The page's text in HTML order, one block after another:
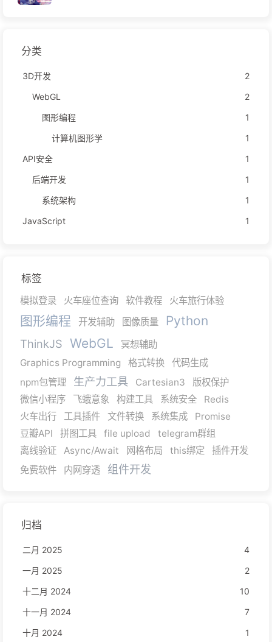
分类
3D开发
2
WebGL
2
图形编程
1
计算机图形学
1
API安全
1
后端开发
1
系统架构
1
JavaScript
1
标签
模拟登录 火车座位查询 软件教程 火车旅行体验
图形编程 开发辅助 图像质量 Python
ThinkJS WebGL
冥想辅助
Graphics Programming
格式转换
代码生成
npm包管理
生产力工具 Cartesian3
版权保护
微信小程序
飞蛾意象 构建工具 系统安全
Redis
火车出行
工具插件 文件转换 系统集成
Promise
豆瓣API
拼图工具 file upload
telegram群组
离线验证
Async/Await 网格布局 this绑定
插件开发
免费软件
内网穿透 组件开发
归档
二月 2025
4
一月 2025
2
十二月 2024
10
十一月 2024
7
十月 2024
1